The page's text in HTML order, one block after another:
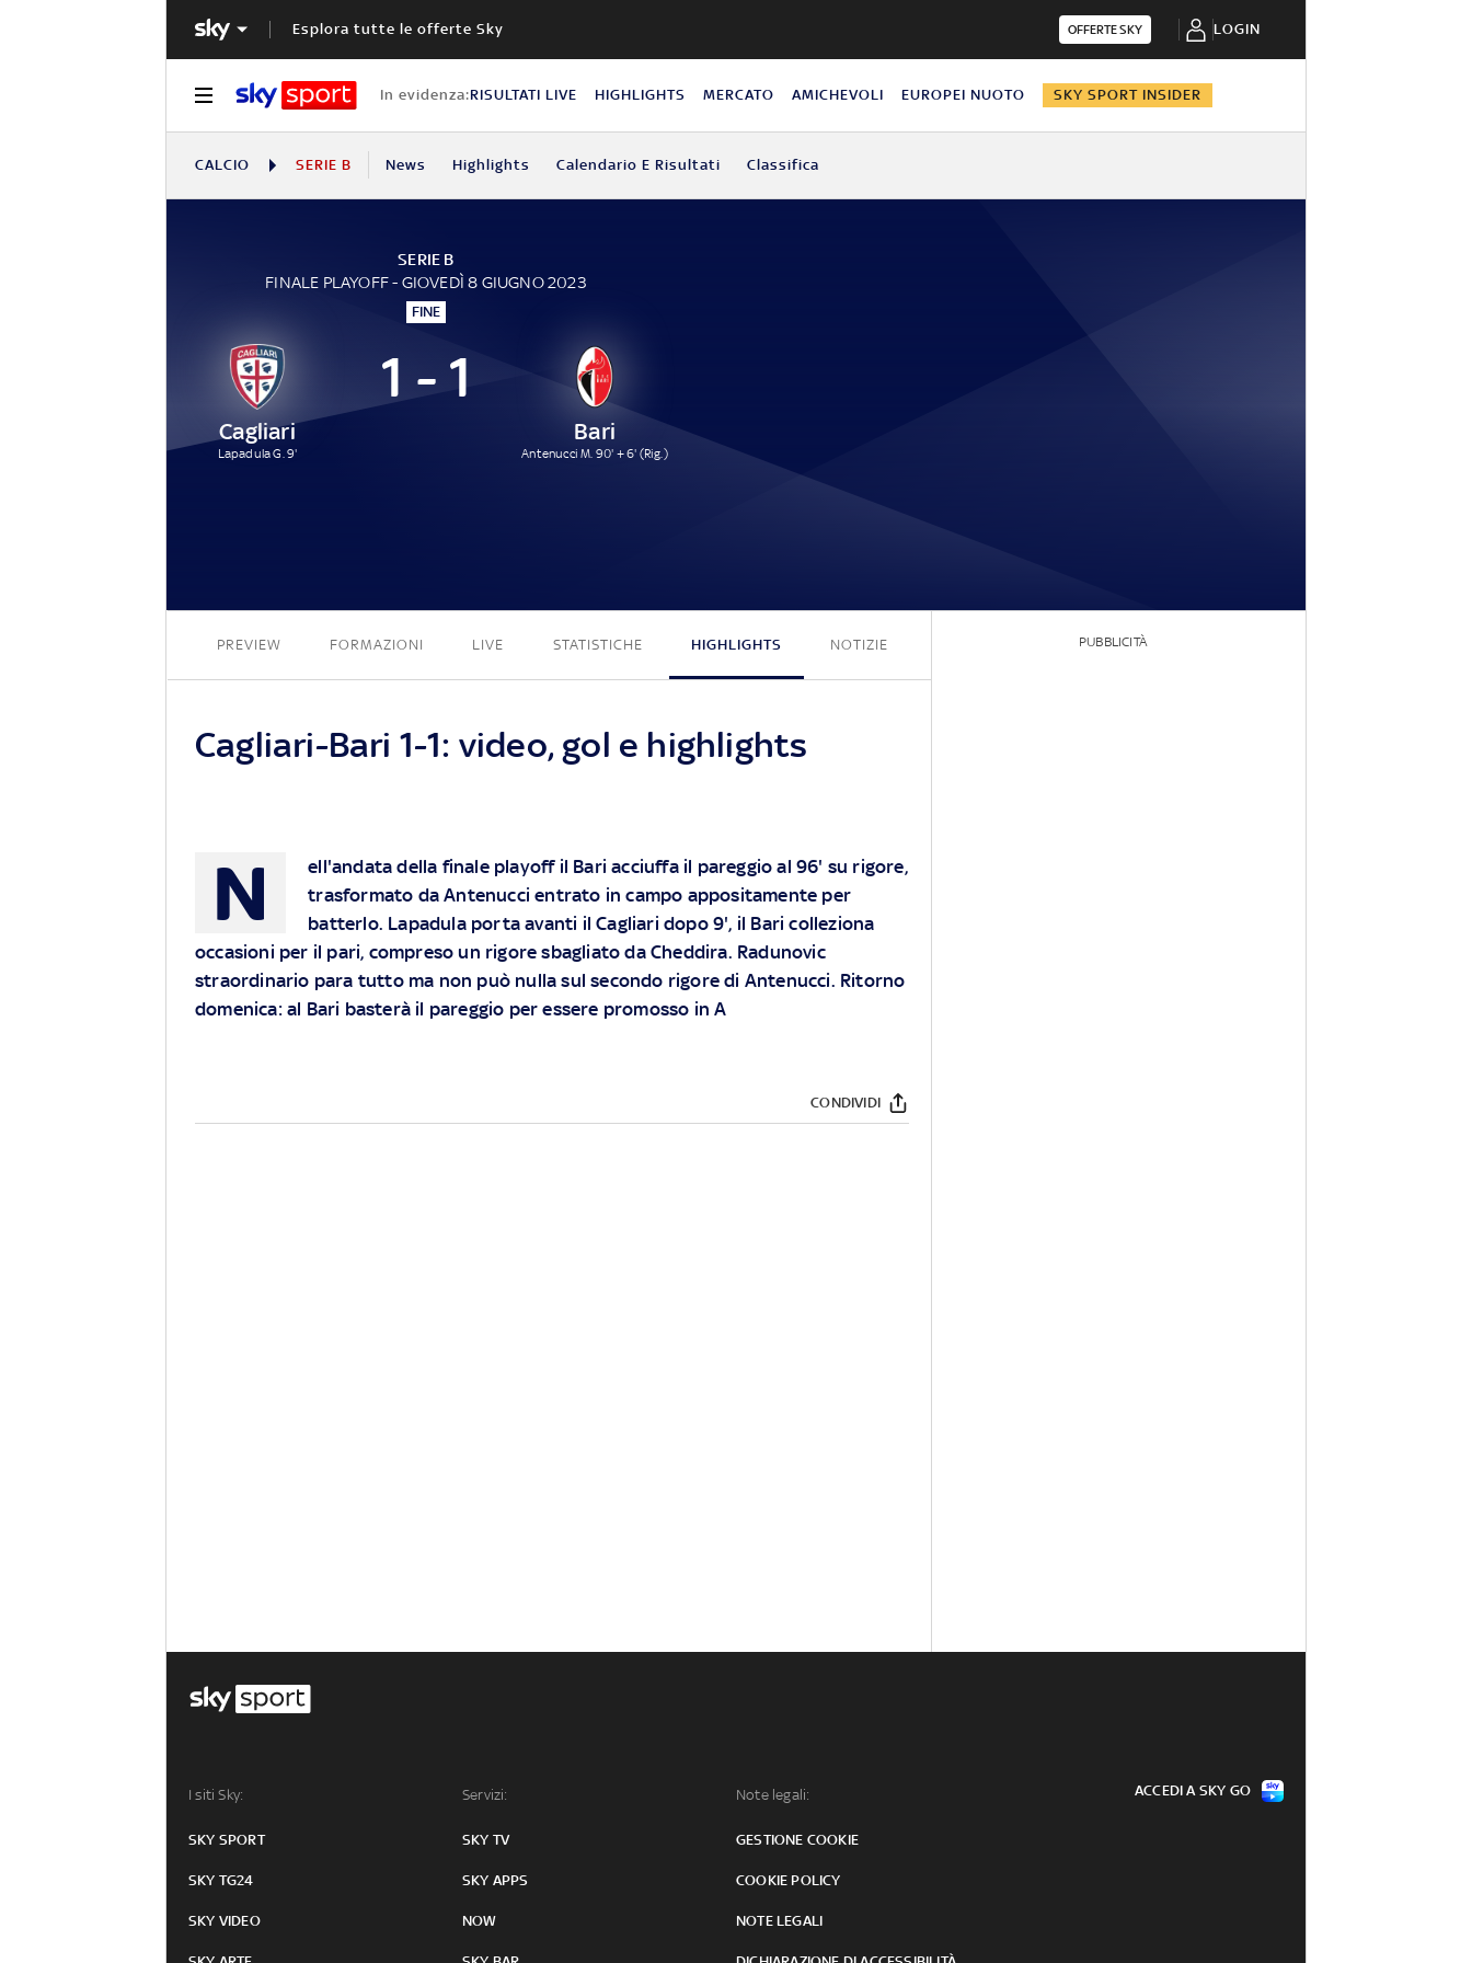
Esplora tutte le offerte Sky OFFERTE SKY LOGIN
In evidenza:RISULTATI LIVE HIGHLIGHTS MERCATO AMICHEVOLI EUROPEI NUOTO SKY SPORT INSIDER
CALCIO SERIE B News Highlights Calendario E Risultati Classifica
SERIE B
FINALE PLAYOFF - GIOVEDÌ 8 GIUGNO 2023
FINE
Cagliari
Lapadula G. 9'
1 - 1
Bari
Antenucci M. 90' + 6' (Rig.)
PREVIEW FORMAZIONI LIVE STATISTICHE HIGHLIGHTS NOTIZIE
Cagliari-Bari 1-1: video, gol e highlights
N
ell'andata della finale playoff il Bari acciuffa il pareggio al 96' su rigore,
trasformato da Antenucci entrato in campo appositamente per
batterlo. Lapadula porta avanti il Cagliari dopo 9', il Bari colleziona
occasioni per il pari, compreso un rigore sbagliato da Cheddira. Radunovic
straordinario para tutto ma non può nulla sul secondo rigore di Antenucci. Ritorno
domenica: al Bari basterà il pareggio per essere promosso in A
CONDIVIDI
PUBBLICITÀ
I siti Sky:
SKY SPORT
SKY TG24
SKY VIDEO
Servizi:
SKY TV
SKY APPS
NOW
Note legali:
GESTIONE COOKIE
COOKIE POLICY
NOTE LEGALI
ACCEDI A SKY GO